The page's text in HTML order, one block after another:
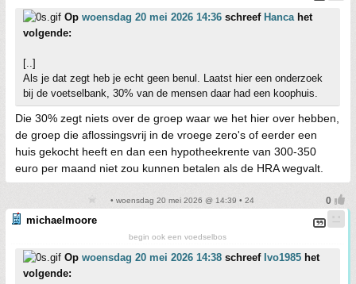
Op woensdag 20 mei 2026 14:36 schreef Hanca het
volgende:
[..]
Als je dat zegt heb je echt geen benul. Laatst hier een onderzoek
bij de voetselbank, 30% van de mensen daar had een koophuis.
Die 30% zegt niets over de groep waar we het hier over hebben,
de groep die aflossingsvrij in de vroege zero's of eerder een
huis gekocht heeft en dan een hypotheekrente van 300-350
euro per maand niet zou kunnen betalen als de HRA wegvalt.
• woensdag 20 mei 2026 @ 14:39 • 24
michaelmoore
begin ook een voedselbos
Op woensdag 20 mei 2026 14:38 schreef Ivo1985 het
volgende: